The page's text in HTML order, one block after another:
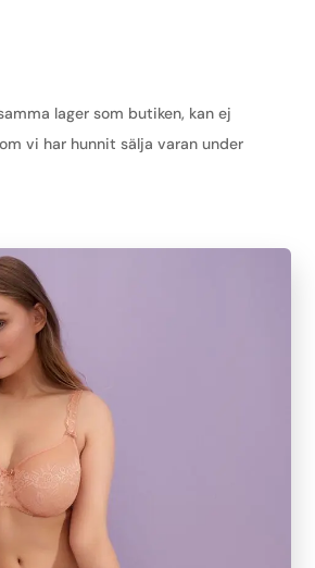
lager som butiken, kan ej
vi har hunnit sälja varan under